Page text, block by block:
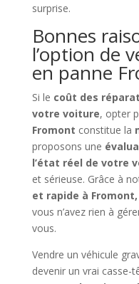
surprise.
Bonnes
l’option de
en panne
Si le coût des
votre voiture, opter
Fromont constitue la
proposons une
l’état réel de votre
et sérieuse. Grâce à
et rapide à
vous n’avez rien à
vous.
Vendre un véhicule
devenir un vrai casse-